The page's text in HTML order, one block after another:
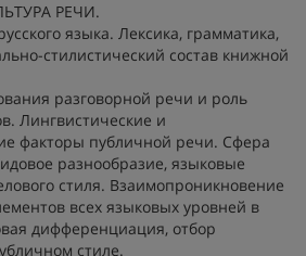
РЕЧИ.
языка. Лексика, грамматика,
стилистический состав книжной
разговорной речи и роль
Лингвистические и
факторы публичной речи. Сфера
разнообразие, языковые
стиля. Взаимопроникновение
всех языковых уровней в
дифференциация, отбор
стиле.